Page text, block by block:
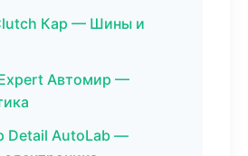
Кар — Шины и
Автомир —
Detail AutoLab —